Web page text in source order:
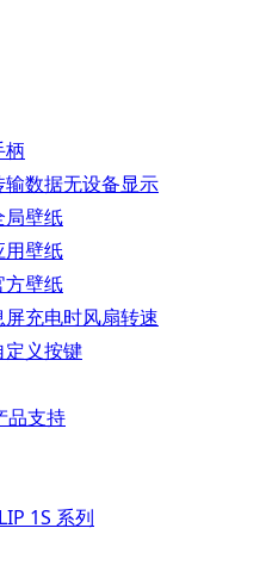
柄
数据无设备显示
局壁纸
用壁纸
方壁纸
充电时风扇转速
定义按键
品支持
1S 系列